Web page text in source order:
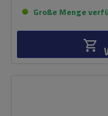
Große Menge